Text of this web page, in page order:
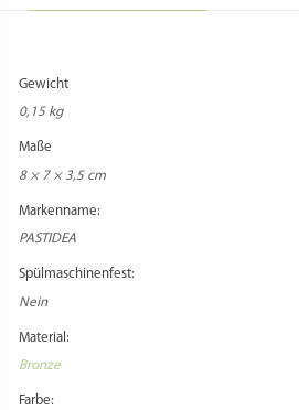
Gewicht
0,15 kg
Maße
8 × 7 × 3,5 cm
Markenname:
PASTIDEA
Spülmaschinenfest:
Nein
Material:
Bronze
Farbe: